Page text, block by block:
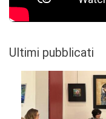
Ultimi pubblicati